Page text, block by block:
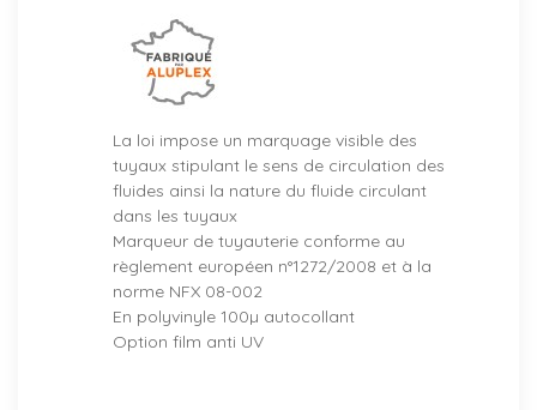
La loi impose un marquage visible des
tuyaux stipulant le sens de circulation des
fluides ainsi la nature du fluide circulant
dans les tuyaux
Marqueur de tuyauterie conforme au
règlement européen n°1272/2008 et à la
norme NFX 08-002
En polyvinyle 100µ autocollant
Option film anti UV